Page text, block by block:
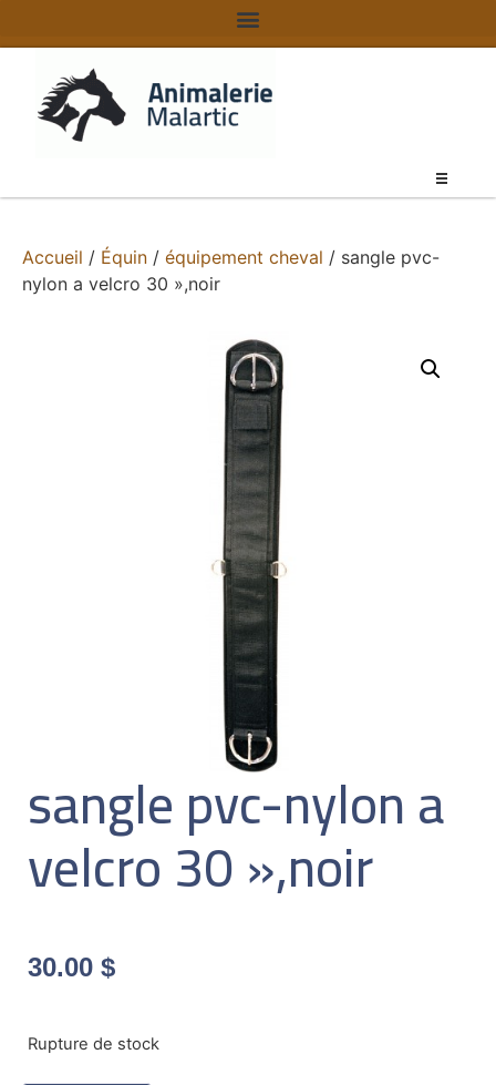
Accueil / Équin / équipement cheval / sangle pvc-
nylon a velcro 30 »,noir
sangle pvc-nylon a
velcro 30 »,noir
30.00 $
Rupture de stock